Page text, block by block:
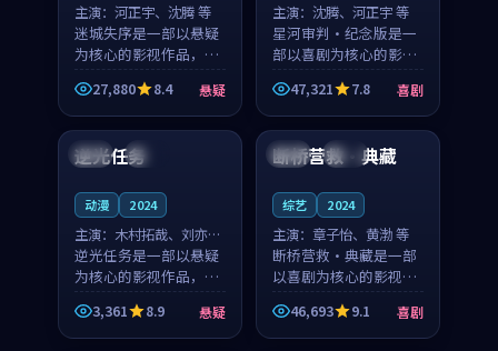
主演： 河正宇、沈腾 等
迷城失序是一部以悬疑
为核心的影视作品，围
绕危机、反转与人物成
长展开，整体节奏紧
凑，值得推荐观看。
27,880 8.4 悬疑
主演： 沈腾、河正宇 等
星河审判·纪念版是一
部以喜剧为核心的影视
作品，围绕危机、反转
与人物成长展开，整体
节奏紧凑，值得推荐观
看。
47,321 7.8 喜剧
法国 杜比
逆光任务
动漫 2024
主演： 木村拓哉、刘亦菲
等
逆光任务是一部以悬疑
为核心的影视作品，围
绕危机、反转与人物成
长展开，整体节奏紧
凑，值得推荐观看。
3,361 8.9 悬疑
英国 高分
断桥营救·典藏
综艺 2024
主演： 章子怡、黄渤 等
断桥营救·典藏是一部
以喜剧为核心的影视作
品，围绕危机、反转与
人物成长展开，整体节
奏紧凑，值得推荐观
46,693 9.1 喜剧